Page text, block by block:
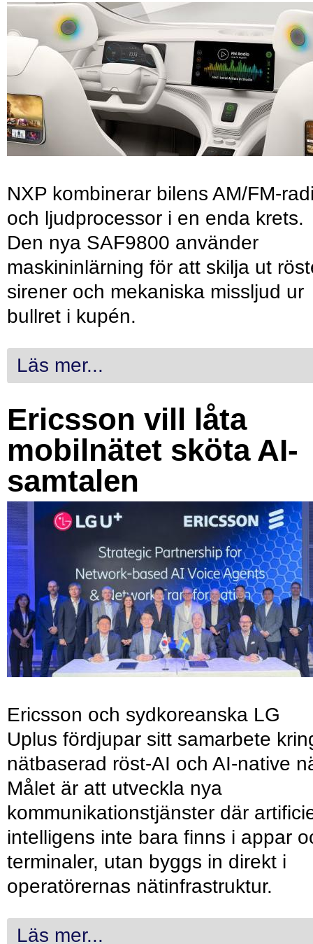
NXP kombinerar bilens AM/FM-
och ljudprocessor i en enda krets.
Den nya SAF9800 använder
maskininlärning för att skilja ut
sirener och mekaniska missljud ur
bullret i kupén.
Läs mer...
Ericsson vill låta
mobilnätet sköta AI-
samtalen
Ericsson och sydkoreanska LG
Uplus fördjupar sitt samarbete
nätbaserad röst-AI och AI-native
Målet är att utveckla nya
kommunikationstjänster där
intelligens inte bara finns i appar
terminaler, utan byggs in direkt i
operatörernas nätinfrastruktur.
Läs mer...